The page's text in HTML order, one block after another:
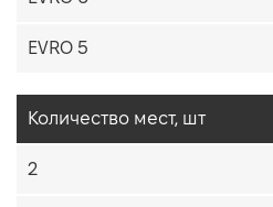
EVRO 5
Количество мест, шт
2